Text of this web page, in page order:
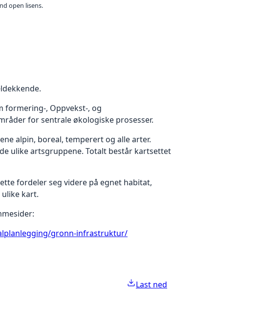
open lisens.
formering-, Oppvekst-, og
for sentrale økologiske prosesser.
alpin, boreal, temperert og alle arter.
ulike artsgruppene. Totalt består kartsettet
fordeler seg videre på egnet habitat,
kart.
gronn-infrastruktur/
Last ned